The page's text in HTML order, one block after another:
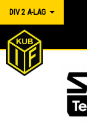
DIV 2 A-LAG
DIV 2 A-LAG